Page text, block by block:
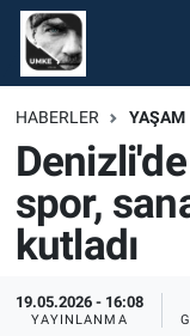
HABERLER YAŞAM
spor,
kutladı
19.05.2026 - 16:08
YAYINLANMA
Gündem
Ekonomi
Spor
Nöbetçi
Hava Durumu
Namaz